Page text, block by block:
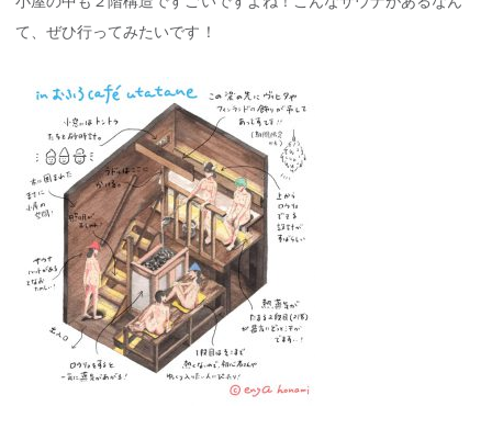
て、ぜひ行ってみたいです！